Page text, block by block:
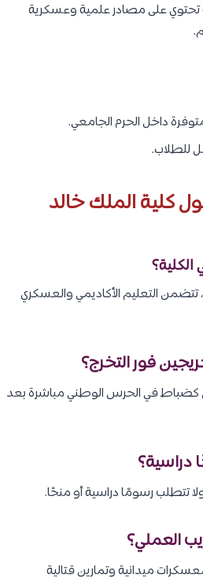
تحتوي على مصادر علمية وعسكرية
داخل الحرم الجامعي.
للطلاب.
كلية الملك خالد
تتضمن التعليم الأكاديمي والعسكري
كضباط في الحرس الوطني مباشرة بعد
تتطلب رسومًا دراسية أو منحًا.
ميدانية وتمارين قتالية